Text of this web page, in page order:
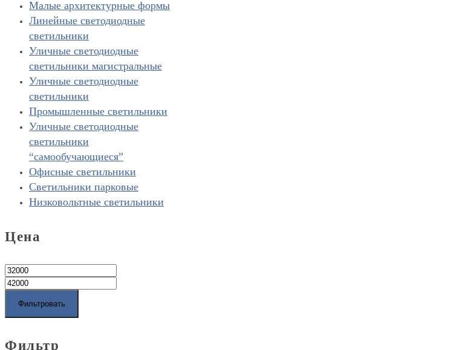
Малые архитектурные формы
Линейные светодиодные
светильники
Уличные светодиодные
светильники магистральные
Уличные светодиодные
светильники
Промышленные светильники
Уличные светодиодные
светильники
“cамообучающиеся”
Офисные светильники
Светильники парковые
Низковольтные светильники
Цена
Фильтровать
Фильтр